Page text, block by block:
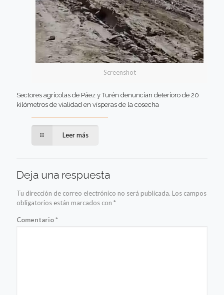
Screenshot
Sectores agrícolas de Páez y Turén denuncian deterioro de 20
kilómetros de vialidad en vísperas de la cosecha
Leer más
Deja una respuesta
Tu dirección de correo electrónico no será publicada. Los campos
obligatorios están marcados con *
Comentario*